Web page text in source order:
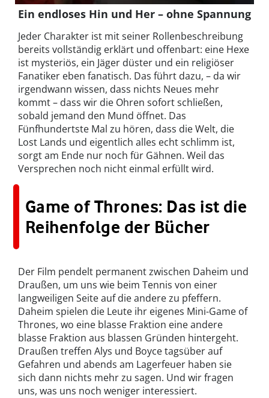
Ein endloses Hin und Her – ohne Spannung
Jeder Charakter ist mit seiner Rollenbeschreibung
bereits vollständig erklärt und offenbart: eine Hexe
ist mysteriös, ein Jäger düster und ein religiöser
Fanatiker eben fanatisch. Das führt dazu, – da wir
irgendwann wissen, dass nichts Neues mehr
kommt – dass wir die Ohren sofort schließen,
sobald jemand den Mund öffnet. Das
Fünfhundertste Mal zu hören, dass die Welt, die
Lost Lands und eigentlich alles echt schlimm ist,
sorgt am Ende nur noch für Gähnen. Weil das
Versprechen noch nicht einmal erfüllt wird.
Game of Thrones: Das ist die
Reihenfolge der Bücher
Der Film pendelt permanent zwischen Daheim und
Draußen, um uns wie beim Tennis von einer
langweiligen Seite auf die andere zu pfeffern.
Daheim spielen die Leute ihr eigenes Mini-Game of
Thrones, wo eine blasse Fraktion eine andere
blasse Fraktion aus blassen Gründen hintergeht.
Draußen treffen Alys und Boyce tagsüber auf
Gefahren und abends am Lagerfeuer haben sie
sich dann nichts mehr zu sagen. Und wir fragen
uns, was uns noch weniger interessiert.